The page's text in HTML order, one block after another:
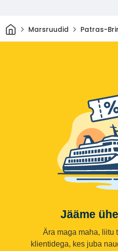
Avaleht
Marsruudid Patras-
Jääme
Ära maga maha, liitu
klientidega, kes juba